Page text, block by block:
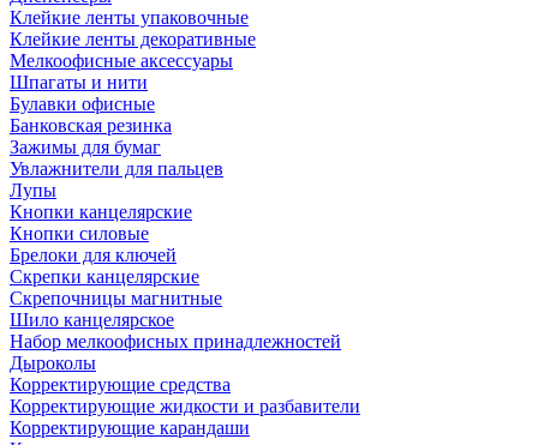
Клейкие ленты упаковочные
Клейкие ленты декоративные
Мелкоофисные аксессуары
Шпагаты и нити
Булавки офисные
Банковская резинка
Зажимы для бумаг
Увлажнители для пальцев
Лупы
Кнопки канцелярские
Кнопки силовые
Брелоки для ключей
Скрепки канцелярские
Скрепочницы магнитные
Шило канцелярское
Набор мелкоофисных принадлежностей
Дыроколы
Корректирующие средства
Корректирующие жидкости и разбавители
Корректирующие карандаши